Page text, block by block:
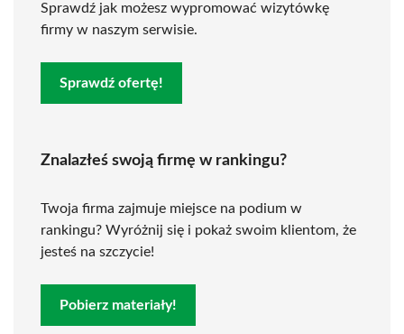
Sprawdź jak możesz wypromować wizytówkę
firmy w naszym serwisie.
Sprawdź ofertę!
Znalazłeś swoją firmę w rankingu?
Twoja firma zajmuje miejsce na podium w
rankingu? Wyróżnij się i pokaż swoim klientom, że
jesteś na szczycie!
Pobierz materiały!